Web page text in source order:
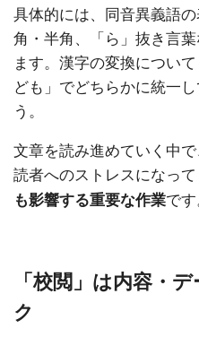
具体的には、同音異義語
角・半角、「ら」抜き言
ます。漢字の変換につい
ども」でどちらかに統一
う。
文章を読み進めていく中
読者へのストレスになって
も影響する重要な作業です
「校閲」は内容・
ク